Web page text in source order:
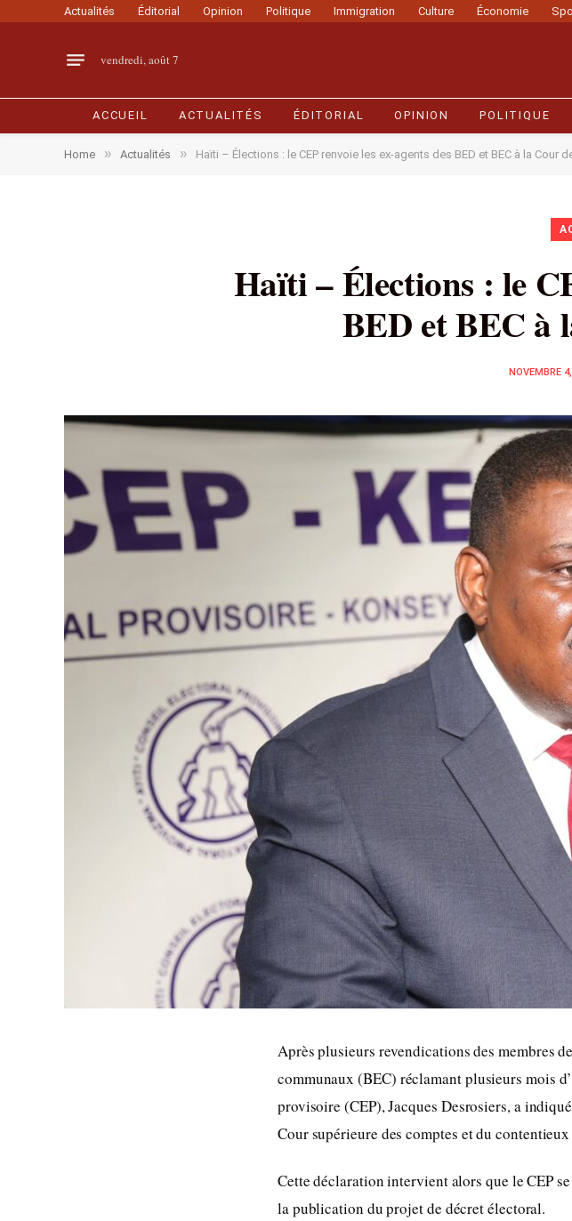
Actualités Éditorial Opinion Politique Immigration Culture Économie
vendredi, août 7
ACCUEIL ACTUALITÉS ÉDITORIAL OPINION POLITIQUE
Home » Actualités » Haïti – Élections : le CEP renvoie les ex-agents des BED et BEC à la Cour
Haïti – Élections : le
BED et BEC à
NOVEMBRE
Après plusieurs revendications des membres
communaux (BEC) réclamant plusieurs mois
provisoire (CEP), Jacques Desrosiers, a
Cour supérieure des comptes et du
Cette déclaration intervient alors que le CEP
la publication du projet de décret électoral.